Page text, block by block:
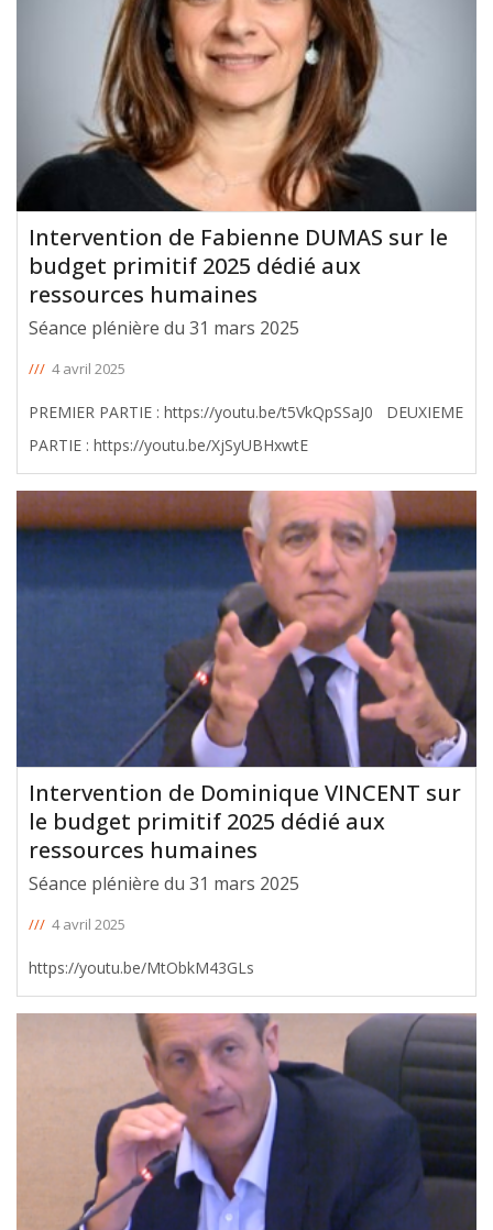
Intervention de Fabienne DUMAS sur le
budget primitif 2025 dédié aux
ressources humaines
Séance plénière du 31 mars 2025
/// 4 avril 2025
PREMIER PARTIE : https://youtu.be/t5VkQpSSaJ0 DEUXIEME
PARTIE : https://youtu.be/XjSyUBHxwtE
Intervention de Dominique VINCENT sur
le budget primitif 2025 dédié aux
ressources humaines
Séance plénière du 31 mars 2025
/// 4 avril 2025
https://youtu.be/MtObkM43GLs